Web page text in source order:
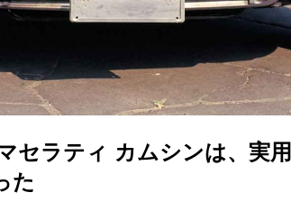
セラティ カムシンは、実
た